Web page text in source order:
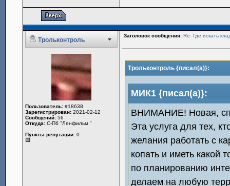
Трольконтроль
Заголовок сообщения: Re: Где искать
Пользователь: #18638
Зарегистрирован: 2021-02-12
Сообщений: 56
Откуда: С-Пб "Ленфильм "
Пункты репутации: 0
Трольконтроль {писал(а)}:
МИК1 {писал(а)}:
ВНИМАНИЕ! Новая,
Эта услуга для тех,
желания работать с
копать и иметь какой
по планированию
делаем на любую